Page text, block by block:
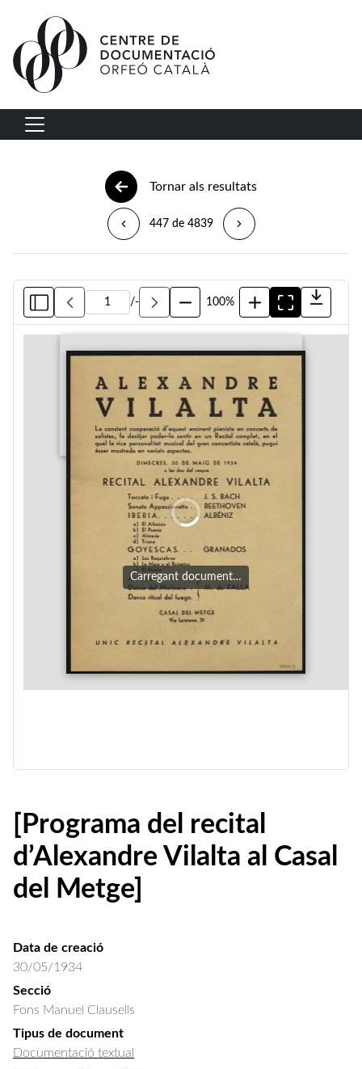
Vés al contingut
Navegació principal
Tornar als resultats
447 de 4839
/- 100%
Carregant document…
[Programa del recital
d’Alexandre Vilalta al Casal
del Metge]
Data de creació
30/05/1934
Secció
Fons Manuel Clausells
Tipus de document
Documentació textual